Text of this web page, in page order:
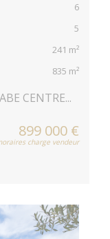
6
5
241 m²
835 m²
CENTRE...
899 000 €
charge vendeur